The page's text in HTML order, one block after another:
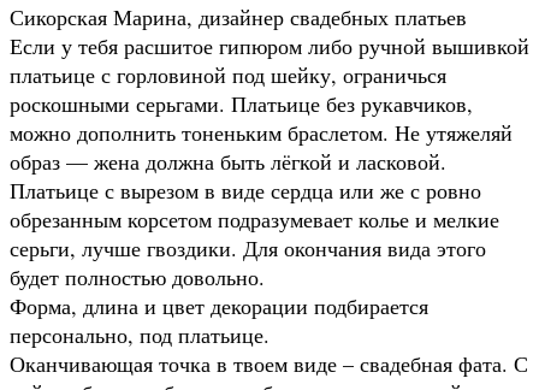
Сикорская Марина, дизайнер свадебных платьев
Если у тебя расшитое гипюром либо ручной вышивкой
платьице с горловиной под шейку, ограничься
роскошными серьгами. Платьице без рукавчиков,
можно дополнить тоненьким браслетом. Не утяжеляй
образ — жена должна быть лёгкой и ласковой.
Платьице с вырезом в виде сердца или же с ровно
обрезанным корсетом подразумевает колье и мелкие
серьги, лучше гвоздики. Для окончания вида этого
будет полностью довольно.
Форма, длина и цвет декорации подбирается
персонально, под платьице.
Оканчивающая точка в твоем виде – свадебная фата. С